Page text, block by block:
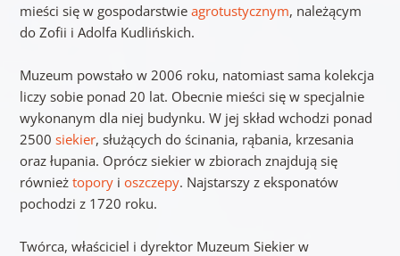
mieści się w gospodarstwie agrotustycznym, należącym
do Zofii i Adolfa Kudlińskich.
Muzeum powstało w 2006 roku, natomiast sama kolekcja
liczy sobie ponad 20 lat. Obecnie mieści się w specjalnie
wykonanym dla niej budynku. W jej skład wchodzi ponad
2500 siekier, służących do ścinania, rąbania, krzesania
oraz łupania. Oprócz siekier w zbiorach znajdują się
również toporyi oszczepy. Najstarszy z eksponatów
pochodzi z 1720 roku.
Twórca, właściciel i dyrektor Muzeum Siekier w